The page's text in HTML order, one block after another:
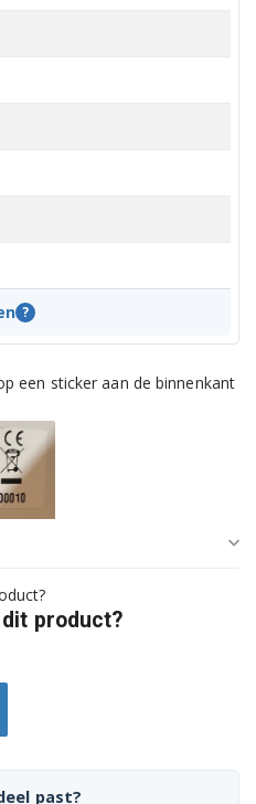
?
een sticker aan de binnenkant
product?
past?